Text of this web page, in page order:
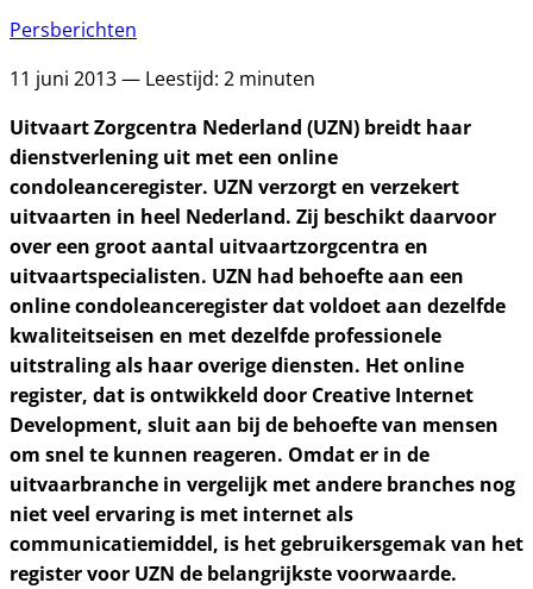
Persberichten
11 juni 2013 — Leestijd: 2 minuten
Uitvaart Zorgcentra Nederland (UZN) breidt haar
dienstverlening uit met een online
condoleanceregister. UZN verzorgt en verzekert
uitvaarten in heel Nederland. Zij beschikt daarvoor
over een groot aantal uitvaartzorgcentra en
uitvaartspecialisten. UZN had behoefte aan een
online condoleanceregister dat voldoet aan dezelfde
kwaliteitseisen en met dezelfde professionele
uitstraling als haar overige diensten. Het online
register, dat is ontwikkeld door Creative Internet
Development, sluit aan bij de behoefte van mensen
om snel te kunnen reageren. Omdat er in de
uitvaarbranche in vergelijk met andere branches nog
niet veel ervaring is met internet als
communicatiemiddel, is het gebruikersgemak van het
register voor UZN de belangrijkste voorwaarde.